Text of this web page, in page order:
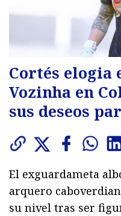
Cortés elogia
Vozinha en
sus deseos
El exguardameta
arquero
su nivel tras ser